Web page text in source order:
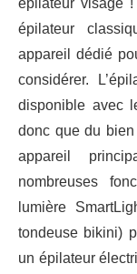
épilateur
appareil dédié
considérer.
disponible avec
donc que du bien
appareil
nombreuses
lumière
tondeuse bikini)
un épilateur